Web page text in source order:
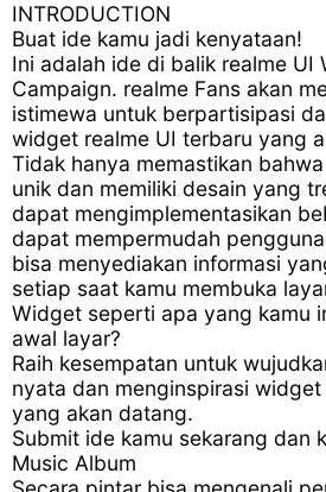
INTRODUCTION
Buat ide kamu jadi kenyataan!
Ini adalah ide di balik realme UI
Campaign. realme Fans akan
istimewa untuk berpartisipasi
widget realme UI terbaru yang
Tidak hanya memastikan
unik dan memiliki desain yang
dapat mengimplementasikan
dapat mempermudah
bisa menyediakan informasi
setiap saat kamu membuka
Widget seperti apa yang kamu
awal layar?
Raih kesempatan untuk
nyata dan menginspirasi
yang akan datang.
Submit ide kamu sekarang dan
Music Album